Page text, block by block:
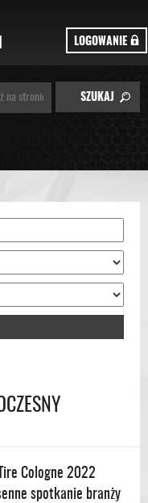
LOGOWANIE
Tire Cologne 2022
spotkanie branży